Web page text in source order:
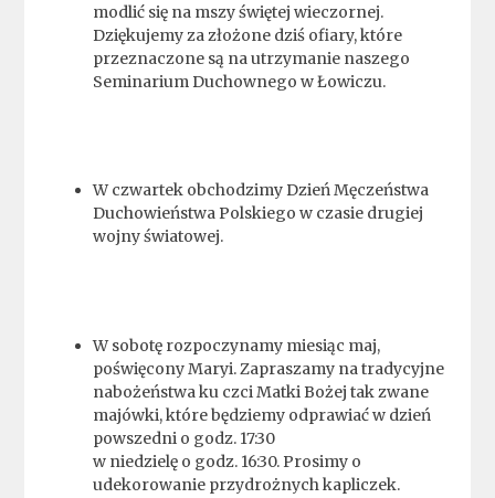
modlić się na mszy świętej wieczornej.
Dziękujemy za złożone dziś ofiary, które
przeznaczone są na utrzymanie naszego
Seminarium Duchownego w Łowiczu.
W czwartek obchodzimy Dzień Męczeństwa
Duchowieństwa Polskiego w czasie drugiej
wojny światowej.
W sobotę rozpoczynamy miesiąc maj,
poświęcony Maryi. Zapraszamy na tradycyjne
nabożeństwa ku czci Matki Bożej tak zwane
majówki, które będziemy odprawiać w dzień
powszedni o godz. 17:30
w niedzielę o godz. 16:30. Prosimy o
udekorowanie przydrożnych kapliczek.